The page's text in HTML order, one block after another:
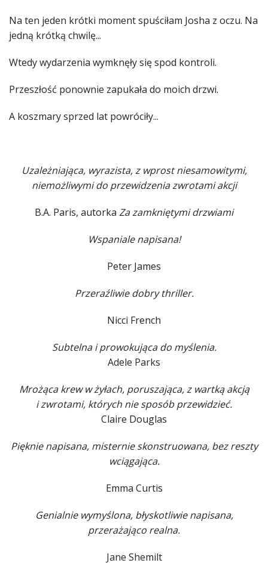
Na ten jeden krótki moment spuściłam Josha z oczu. Na
jedną krótką chwilę...
Wtedy wydarzenia wymknęły się spod kontroli.
Przeszłość ponownie zapukała do moich drzwi.
A koszmary sprzed lat powróciły...
Uzależniająca, wyrazista, z wprost niesamowitymi,
niemożliwymi do przewidzenia zwrotami akcji
B.A. Paris, autorka Za zamkniętymi drzwiami
Wspaniale napisana!
Peter James
Przeraźliwie dobry thriller.
Nicci French
Subtelna i prowokująca do myślenia.
Adele Parks
Mrożąca krew w żyłach, poruszająca, z wartką akcją
i zwrotami, których nie sposób przewidzieć.
Claire Douglas
Pięknie napisana, misternie skonstruowana, bez reszty
wciągająca.
Emma Curtis
Genialnie wymyślona, błyskotliwie napisana,
przerażająco realna.
Jane Shemilt